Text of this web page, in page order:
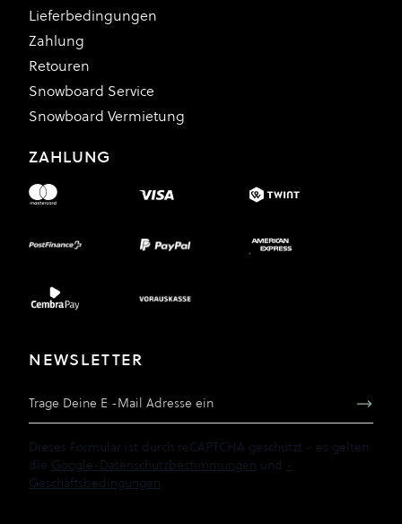
Lieferbedingungen
Zahlung
Retouren
Snowboard Service
Snowboard Vermietung
ZAHLUNG
NEWSLETTER
Dieses Formular ist durch reCAPTCHA geschützt - es gelten
die Google-Datenschutzbestimmungen und -
Geschäftsbedingungen.